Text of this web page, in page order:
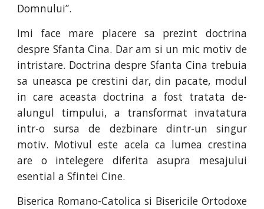
Domnului”.
Imi face mare placere sa prezint doctrina
despre Sfanta Cina. Dar am si un mic motiv de
intristare. Doctrina despre Sfanta Cina trebuia
sa uneasca pe crestini dar, din pacate, modul
in care aceasta doctrina a fost tratata de-
alungul timpului, a transformat invatatura
intr-o sursa de dezbinare dintr-un singur
motiv. Motivul este acela ca lumea crestina
are o intelegere diferita asupra mesajului
esential a Sfintei Cine.
Biserica Romano-Catolica si Bisericile Ortodoxe